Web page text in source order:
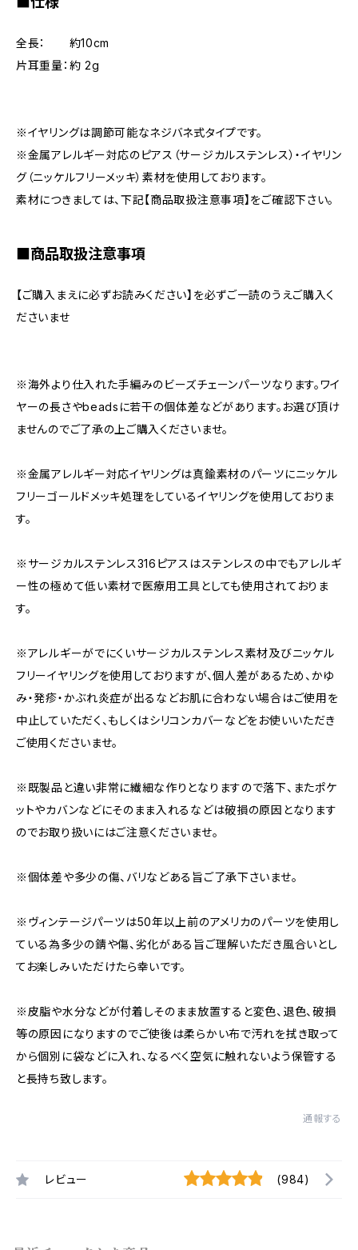
全長： 約10cm
片耳重量：約 2g
※イヤリングは調節可能なネジバネ式タイプです。
※金属アレルギー対応のピアス（サージカルステンレス）・イヤリン
グ（ニッケルフリーメッキ）素材を使用しております。
素材につきましては、下記【商品取扱注意事項】をご確認下さい。
■商品取扱注意事項
【ご購入まえに必ずお読みください】を必ずご一読のうえご購入く
ださいませ
※海外より仕入れた手編みのビーズチェーンパーツなります。ワイ
ヤーの長さやbeadsに若干の個体差などがあります。お選び頂け
ませんのでご了承の上ご購入くださいませ。
※金属アレルギー対応イヤリングは真鍮素材のパーツにニッケル
フリーゴールドメッキ処理をしているイヤリングを使用しておりま
す。
※サージカルステンレス316ピアスはステンレスの中でもアレルギ
ー性の極めて低い素材で医療用工具としても使用されておりま
す。
※アレルギーがでにくいサージカルステンレス素材及びニッケル
フリーイヤリングを使用しておりますが、個人差があるため、かゆ
み・発疹・かぶれ炎症が出るなどお肌に合わない場合はご使用を
中止していただく、もしくはシリコンカバーなどをお使いいただき
ご使用くださいませ。
※既製品と違い非常に繊細な作りとなりますので落下、またポケ
ットやカバンなどにそのまま入れるなどは破損の原因となります
のでお取り扱いにはご注意くださいませ。
※個体差や多少の傷、バリなどある旨ご了承下さいませ。
※ヴィンテージパーツは50年以上前のアメリカのパーツを使用し
ている為多少の錆や傷、劣化がある旨ご理解いただき風合いとし
てお楽しみいただけたら幸いです。
※皮脂や水分などが付着しそのまま放置すると変色、退色、破損
等の原因になりますのでご使後は柔らかい布で汚れを拭き取って
から個別に袋などに入れ、なるべく空気に触れないよう保管する
と長持ち致します。
通報する
レビュー (984)